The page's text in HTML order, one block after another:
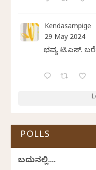
Kendasampige
29 May 2024
ಭವ್ಯ ಟಿ.ಎಸ್.
POLLS
ಬದುಕಿನಲ್ಲಿ....